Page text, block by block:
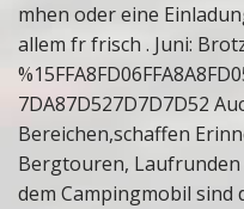
mhen oder eine
allem fr frisch . Juni:
7DA87D527D7D7D52
Bereichen,schaffen
Bergtouren,
dem Campingmobil